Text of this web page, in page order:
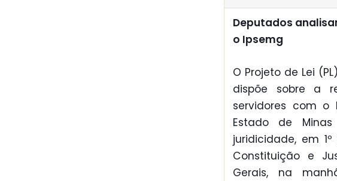
Deputados
o Ipsemg
O Projeto de Lei
dispõe sobre a
servidores com o
Estado de
juridicidade, em
Constituição e
Gerais, na